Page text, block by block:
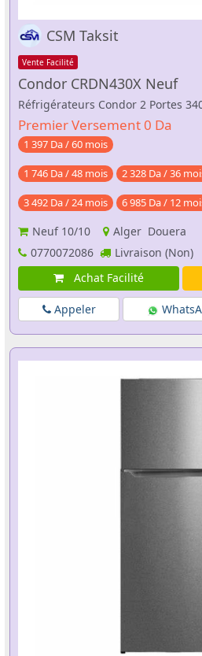
CSM Taksit
Vente Facilité
Condor CRDN430X Neuf
Réfrigérateurs Condor 2 Portes
Premier Versement 0 Da
1 397 Da / 60 mois
1 746 Da / 48 mois 2 328 Da / 36
3 492 Da / 24 mois 6 985 Da / 12
Neuf 10/10 Alger Douera
0770072086
Livraison (Non)
Achat Facilité
Appeler